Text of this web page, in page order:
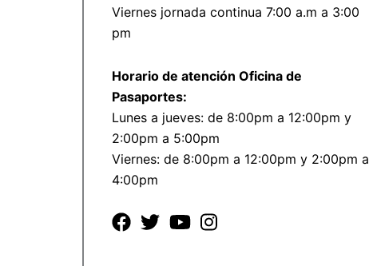
Viernes jornada continua 7:00 a.m a 3:00
pm
Horario de atención Oficina de
Pasaportes:
Lunes a jueves: de 8:00pm a 12:00pm y
2:00pm a 5:00pm
Viernes: de 8:00pm a 12:00pm y 2:00pm a
4:00pm